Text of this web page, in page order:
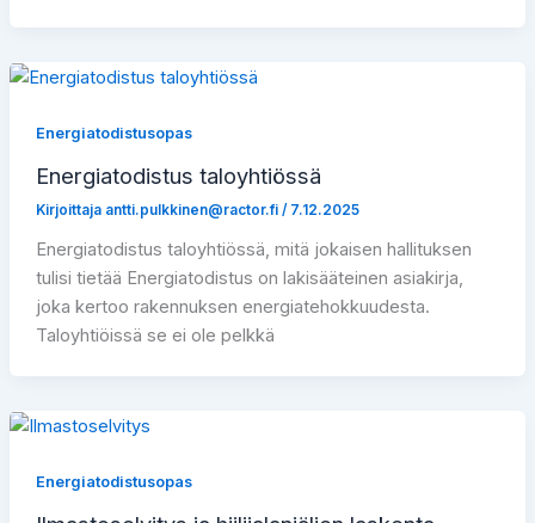
Energiatodistusopas
Energiatodistus taloyhtiössä
Kirjoittaja antti.pulkkinen@ractor.fi / 7.12.2025
Energiatodistus taloyhtiössä, mitä jokaisen hallituksen
tulisi tietää Energiatodistus on lakisääteinen asiakirja,
joka kertoo rakennuksen energiatehokkuudesta.
Taloyhtiöissä se ei ole pelkkä
Energiatodistusopas